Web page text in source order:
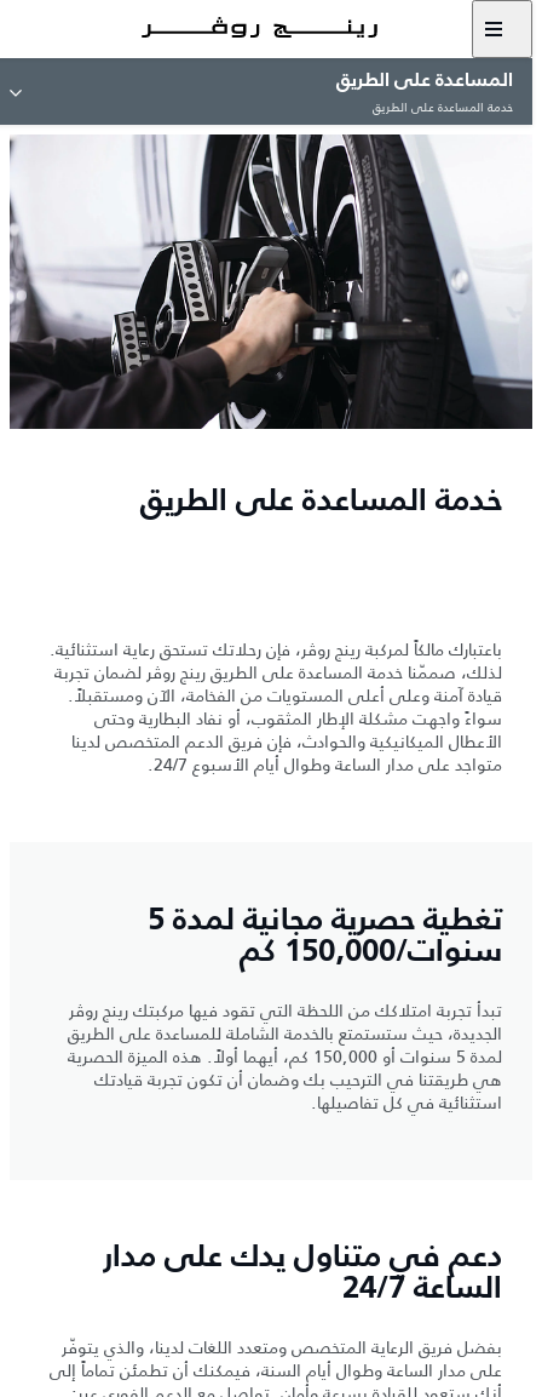
المساعدة على الطريق
خدمة المساعدة على الطريق
خدمة المساعدة على الطريق
باعتبارك مالكاً لمركبة رينج روڤر، فإن رحلاتك تستحق رعاية استثنائية.
لذلك، صممّنا خدمة المساعدة على الطريق رينج روڤر لضمان تجربة
قيادة آمنة وعلى أعلى المستويات من الفخامة، الآن ومستقبلاً.
سواءً واجهت مشكلة الإطار المثقوب، أو نفاد البطارية وحتى
الأعطال الميكانيكية والحوادث، فإن فريق الدعم المتخصص لدينا
متواجد على مدار الساعة وطوال أيام الأسبوع 24/7.
تغطية حصرية مجانية لمدة 5
سنوات/150,000 كم
تبدأ تجربة امتلاكك من اللحظة التي تقود فيها مركبتك رينج روڤر
الجديدة، حيث ستستمتع بالخدمة الشاملة للمساعدة على الطريق
لمدة 5 سنوات أو 150,000 كم، أيهما أولاً. هذه الميزة الحصرية
هي طريقتنا في الترحيب بك وضمان أن تكون تجربة قيادتك
استثنائية في كل تفاصيلها.
دعم في متناول يدك على مدار
الساعة 24/7
بفضل فريق الرعاية المتخصص ومتعدد اللغات لدينا، والذي يتوفّر
على مدار الساعة وطوال أيام السنة، فيمكنك أن تطمئن تماماً إلى